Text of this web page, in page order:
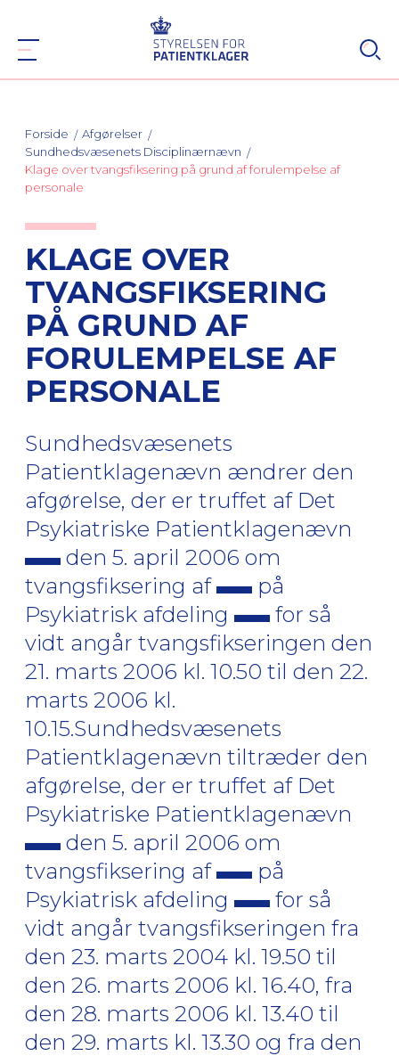
Forside
Afgørelser
Sundhedsvæsenets Disciplinærnævn
Klage over tvangsfiksering på grund af forulempelse af
personale
KLAGE OVER
TVANGSFIKSERING
PÅ GRUND AF
FORULEMPELSE AF
PERSONALE
Sundhedsvæsenets
Patientklagenævn ændrer den
afgørelse, der er truffet af Det
Psykiatriske Patientklagenævn
den 5. april 2006 om
tvangsfiksering af
på
Psykiatrisk afdeling
for så
vidt angår tvangsfikseringen den
21. marts 2006 kl. 10.50 til den 22.
marts 2006 kl.
10.15.Sundhedsvæsenets
Patientklagenævn tiltræder den
afgørelse, der er truffet af Det
Psykiatriske Patientklagenævn
den 5. april 2006 om
tvangsfiksering af
på
Psykiatrisk afdeling
for så
vidt angår tvangsfikseringen fra
den 23. marts 2004 kl. 19.50 til
den 26. marts 2006 kl. 16.40, fra
den 28. marts 2006 kl. 13.40 til
den 29. marts kl. 13.30 og fra den